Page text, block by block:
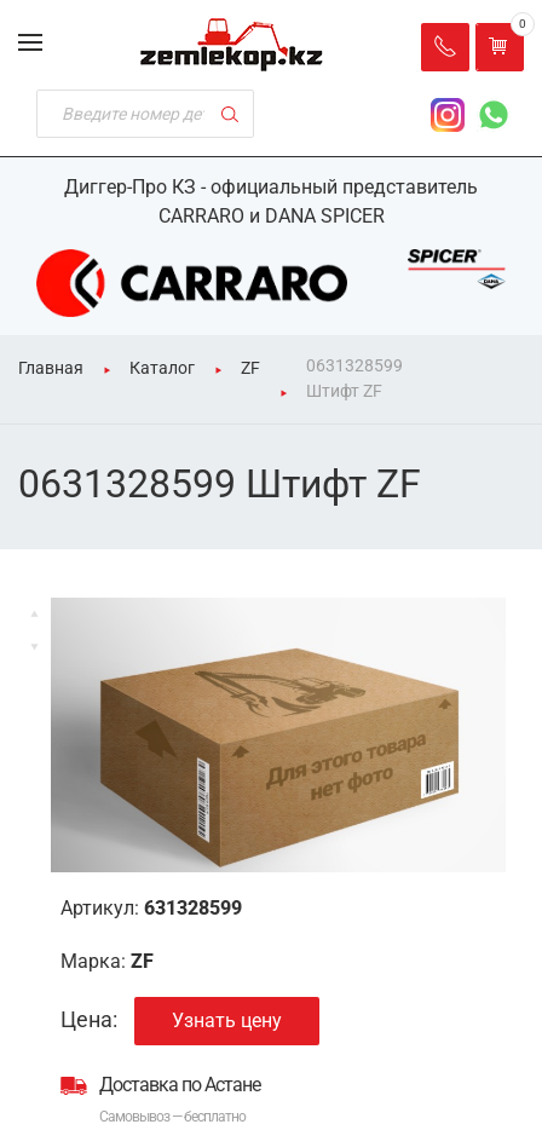
Диггер-Про КЗ - официальный представитель
CARRARO и DANA SPICER
0
Главная Каталог ZF
0631328599
Штифт ZF
0631328599 Штифт ZF
Артикул: 631328599
Марка: ZF
Цена: Узнать цену
Доставка по Астане
Самовывоз — бесплатно